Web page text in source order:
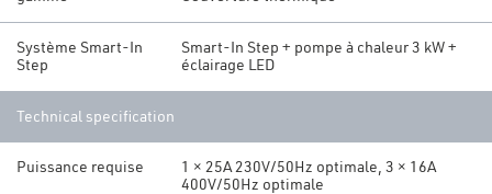
Système Smart-In
Step
Smart-In Step + pompe à chaleur 3 kW +
éclairage LED
Technical specification
Puissance requise
1 × 25A 230V/50Hz optimale, 3 × 16A
400V/50Hz optimale